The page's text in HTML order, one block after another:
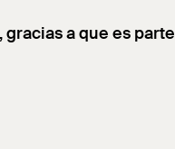
a que es parte